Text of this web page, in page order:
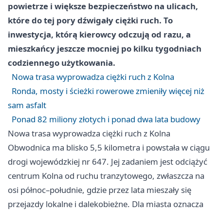
powietrze i większe bezpieczeństwo na ulicach,
które do tej pory dźwigały ciężki ruch. To
inwestycja, którą kierowcy odczują od razu, a
mieszkańcy jeszcze mocniej po kilku tygodniach
codziennego użytkowania.
Nowa trasa wyprowadza ciężki ruch z Kolna
Ronda, mosty i ścieżki rowerowe zmieniły więcej niż
sam asfalt
Ponad 82 miliony złotych i ponad dwa lata budowy
Nowa trasa wyprowadza ciężki ruch z Kolna
Obwodnica ma blisko 5,5 kilometra i powstała w ciągu
drogi wojewódzkiej nr 647. Jej zadaniem jest odciążyć
centrum Kolna od ruchu tranzytowego, zwłaszcza na
osi północ–południe, gdzie przez lata mieszały się
przejazdy lokalne i dalekobieżne. Dla miasta oznacza